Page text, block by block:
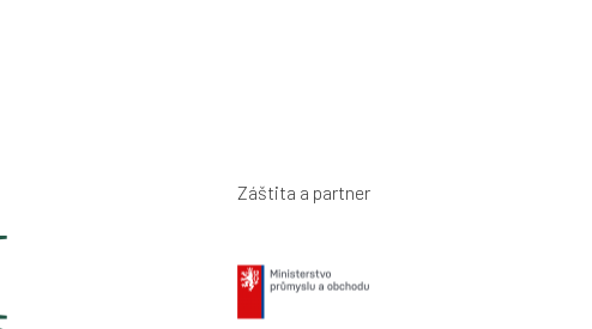
Záštita a partner